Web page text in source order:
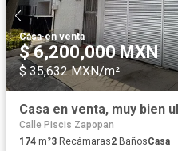
Casa·en venta
$ 6,200,000 MXN
$ 35,632 MXN/m²
Calle Piscis Zapopan
174 m²3 Recámaras2 BañosCasa